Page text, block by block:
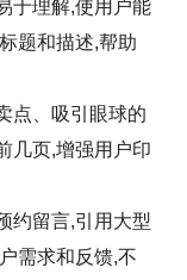
于理解,使用户能
题和描述,帮助
点、吸引眼球的
几页,增强用户印
约留言,引用大型
需求和反馈,不